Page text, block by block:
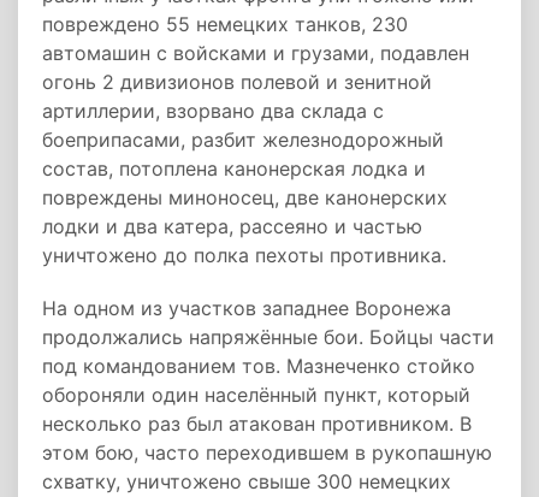
повреждено 55 немецких танков, 230
автомашин с войсками и грузами, подавлен
огонь 2 дивизионов полевой и зенитной
артиллерии, взорвано два склада с
боеприпасами, разбит железнодорожный
состав, потоплена канонерская лодка и
повреждены миноносец, две канонерских
лодки и два катера, рассеяно и частью
уничтожено до полка пехоты противника.
На одном из участков западнее Воронежа
продолжались напряжённые бои. Бойцы части
под командованием тов. Мазнеченко стойко
обороняли один населённый пункт, который
несколько раз был атакован противником. В
этом бою, часто переходившем в рукопашную
схватку, уничтожено свыше 300 немецких